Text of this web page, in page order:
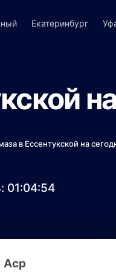
Екатеринбург
в Ессентукской на
01:04:54
Аср